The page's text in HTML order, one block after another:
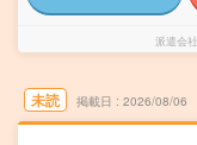
派遣会社
未読 掲載日 2026/08/06